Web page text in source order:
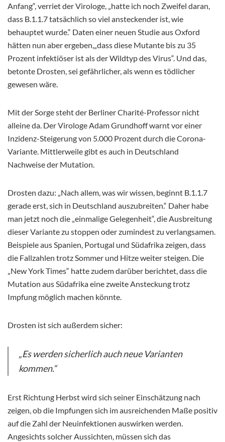
Anfang“, verriet der Virologe, „hatte ich noch Zweifel daran,
dass B.1.1.7 tatsächlich so viel ansteckender ist, wie
behauptet wurde.“ Daten einer neuen Studie aus Oxford
hätten nun aber ergeben,„dass diese Mutante bis zu 35
Prozent infektiöser ist als der Wildtyp des Virus“. Und das,
betonte Drosten, sei gefährlicher, als wenn es tödlicher
gewesen wäre.
Mit der Sorge steht der Berliner Charité-Professor nicht
alleine da. Der Virologe Adam Grundhoff warnt vor einer
Inzidenz-Steigerung von 5.000 Prozent durch die Corona-
Variante. Mittlerweile gibt es auch in Deutschland
Nachweise der Mutation.
Drosten dazu: „Nach allem, was wir wissen, beginnt B.1.1.7
gerade erst, sich in Deutschland auszubreiten.“ Daher habe
man jetzt noch die „einmalige Gelegenheit“, die Ausbreitung
dieser Variante zu stoppen oder zumindest zu verlangsamen.
Beispiele aus Spanien, Portugal und Südafrika zeigen, dass
die Fallzahlen trotz Sommer und Hitze weiter steigen. Die
„New York Times“ hatte zudem darüber berichtet, dass die
Mutation aus Südafrika eine zweite Ansteckung trotz
Impfung möglich machen könnte.
Drosten ist sich außerdem sicher:
„Es werden sicherlich auch neue Varianten
kommen.“
Erst Richtung Herbst wird sich seiner Einschätzung nach
zeigen, ob die Impfungen sich im ausreichenden Maße positiv
auf die Zahl der Neuinfektionen auswirken werden.
Angesichts solcher Aussichten, müssen sich das